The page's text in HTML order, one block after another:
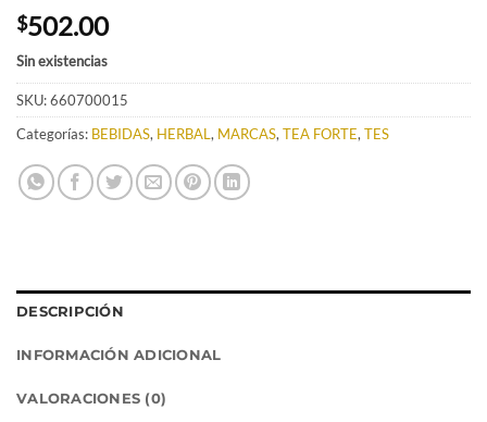
$502.00
Sin existencias
SKU:660700015
Categorías: BEBIDAS, HERBAL, MARCAS,TEA FORTE,TES
DESCRIPCIÓN
INFORMACIÓN ADICIONAL
VALORACIONES (0)